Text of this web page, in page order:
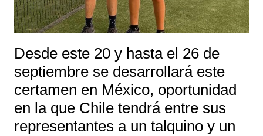
Desde este 20 y hasta el 26 de
septiembre se desarrollará este
certamen en México, oportunidad
en la que Chile tendrá entre sus
representantes a un talquino y un